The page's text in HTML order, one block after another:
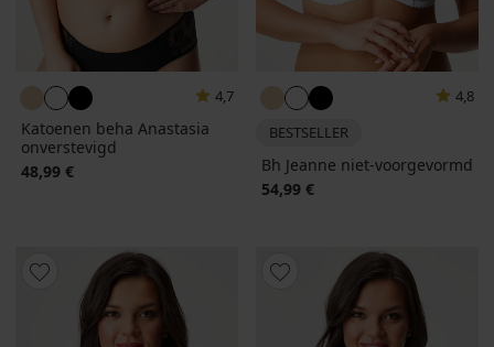
4,7
Katoenen beha Anastasia
onverstevigd
48,99 €
4,8
BESTSELLER
Bh Jeanne niet-voorgevormd
54,99 €